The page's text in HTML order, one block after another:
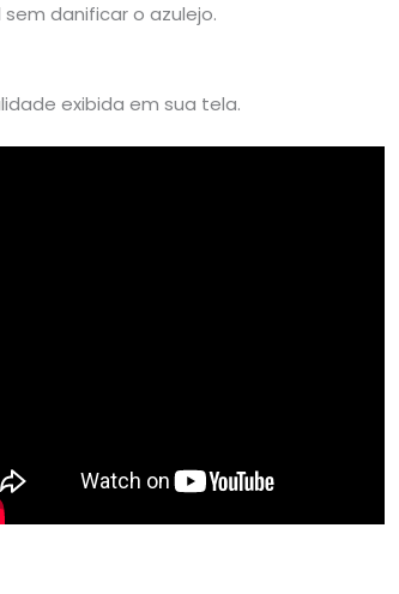
danificar o azulejo.
exibida em sua tela.